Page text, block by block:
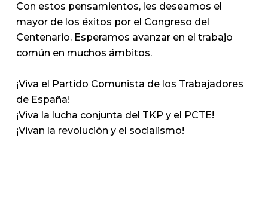
Con estos pensamientos, les deseamos el
mayor de los éxitos por el Congreso del
Centenario. Esperamos avanzar en el trabajo
común en muchos ámbitos.
¡Viva el Partido Comunista de los Trabajadores
de España!
¡Viva la lucha conjunta del TKP y el PCTE!
¡Vivan la revolución y el socialismo!